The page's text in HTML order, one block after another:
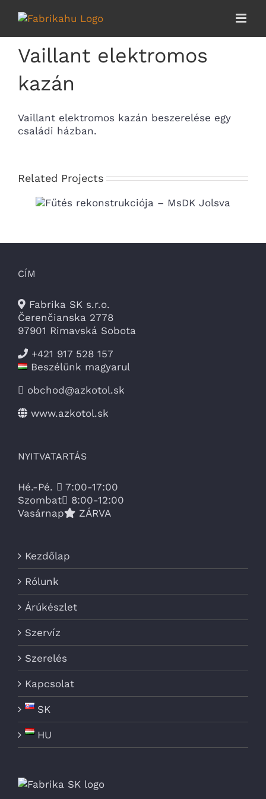
Larger
Vaillant elektromos
kazán
Vaillant elektromos kazán beszerelése egy
családi házban.
Related Projects
CÍM
Fabrika SK s.r.o.
Čerenčianska 2778
97901 Rimavská Sobota
+421 917 528 157
Beszélünk magyarul
obchod@azkotol.sk
www.azkotol.sk
NYITVATARTÁS
Hé.-Pé.
7:00-17:00
Szombat
8:00-12:00
Vasárnap
ZÁRVA
Kezdőlap
Rólunk
Árúkészlet
Szervíz
Szerelés
Kapcsolat
SK
HU